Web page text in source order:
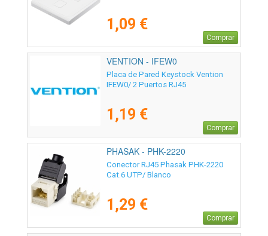
1,09 €
Comprar
VENTION - IFEW0
Placa de Pared Keystock Vention
IFEW0/ 2 Puertos RJ45
1,19 €
Comprar
PHASAK - PHK-2220
Conector RJ45 Phasak PHK-2220
Cat.6 UTP/ Blanco
1,29 €
Comprar